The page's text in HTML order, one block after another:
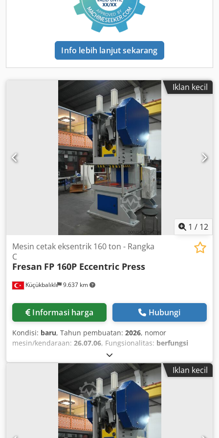
Tahun pembuatan: 2022 Gaya tekan nominal: 2000 kN
Jarak antara meja dan kepala penekan: 444 mm Panjang
langkah: 25–400 mm Kecepatan langkah: 50–70 min⁻¹
Maks. penyesuaian kepala penekan: 102 mm Tekanan
pada unit kopling-rem: 5,5 bar Ukuran meja: 800 × 740 mm
Crodpey Icnmjfx Ahcjf Sumber listrik: 3/N/PE 400 V 50 Hz
Tegangan kontrol: 24 V Daya motor: 18,5 kW Kecepatan
diizinkan: 2000 kg Berat mesin: 12500 kg Level kebisingan:
75 dB(A) Waktu overrun: 182 ms Jarak overrun: 52 mm
Jarak keamanan: 2826 mm Kelas perlindungan: IP54 Jika
Anda memiliki pertanyaan atau memerlukan informasi
tambahan, silakan hubungi kami melalui pesan atau
Info lebih lanjut sekarang
Iklan kecil
1 / 12
Küçükbalıklı 9.637 km
Mesin cetak eksentrik 160 ton - Rangka
C
Fresan FP 160P Eccentric Press
Informasi harga Hubungi
Kondisi: baru, Tahun pembuatan: 2026, nomor
mesin/kendaraan: 26.07.06, Fungsionalitas: berfungsi
, Fresan FP 160P - C-Frame Eccentric Press -
160 Tons (1600 kN) TECHNICAL DATA: * Capacity: 160 tons
(1600 kN) * Stroke rate: 55 strokes/min (adjustable) *
Distance between table and ram: 500 mm Csdpfx Ahjnyh S
Recorf * Stroke adjustment: 0 - 172 mm * Ram adjustment:
95 mm (motorized) * Table dimensions: 800 x 1100 mm
STANDARD SPECIFICATION: * Equipment in accordance
with CE regulations * Welded steel frame construction *
Crankshaft made of alloyed steel AISI 4140 (42CrMo4).
Iklan kecil